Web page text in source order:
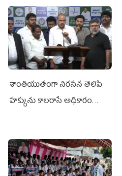
శాంతియుతంగా నిరసన తెలిపే
హక్కును కాలరాసే అధికారం